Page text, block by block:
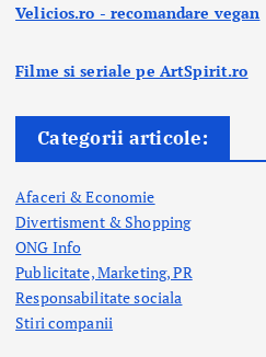
Velicios.ro - recomandare vegan
Filme si seriale pe ArtSpirit.ro
Categorii articole:
Afaceri & Economie
Divertisment & Shopping
ONG Info
Publicitate, Marketing, PR
Responsabilitate sociala
Stiri companii